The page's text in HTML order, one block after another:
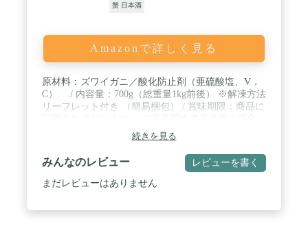
蟹 日本酒
Amazonで詳しく見る
原材料：ズワイガニ／酸化防止剤（亜硫酸塩、V．
C） / 内容量：700g（総重量1kg前後） ※解凍方法
リーフレット付き （簡易梱包） / 賞味期限：商品に
到着後1か月以内にお召し上がりください。 保存方
法：冷凍庫（-18℃以下）にて保存ください / ※※ご
注意ください※※冷蔵庫、電子レンジ、熱湯での解
凍はおやめください。また解凍後の再凍結はおやめ
ください。本商品は【生ズワイガニ】です。ボイル
続きを見る
みんなのレビュー レビューを書く
まだレビューはありません